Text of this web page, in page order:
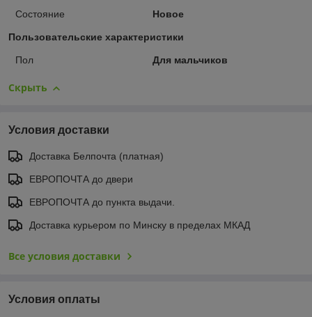
Состояние
Новое
Пользовательские характеристики
Пол Для мальчиков
Скрыть
Условия доставки
Доставка Белпочта (платная)
ЕВРОПОЧТА до двери
ЕВРОПОЧТА до пункта выдачи.
Доставка курьером по Минску в пределах МКАД
Все условия доставки
Условия оплаты